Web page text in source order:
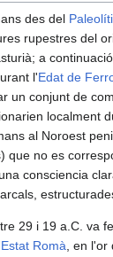
des del
rupestres del
a
l'Edat de
un conjunt de
localment
al Noroest
que no es
consciencia
29 i 19 a.C. va
Estat Romà, en l'or